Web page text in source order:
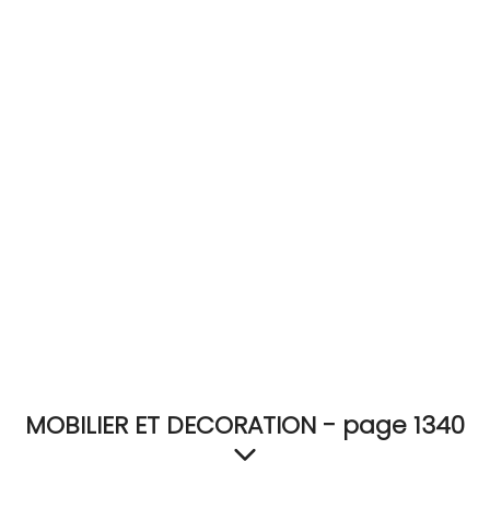
MOBILIER ET DECORATION - page 1340